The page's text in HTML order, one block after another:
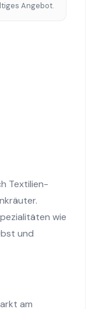
Angebot.
Textilien-
wie
und
am